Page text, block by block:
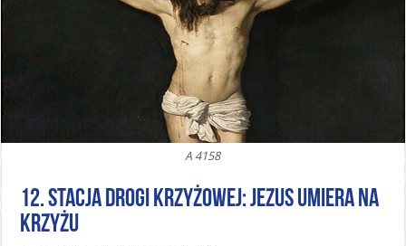
A 4158
12. Stacja Drogi Krzyżowej: Jezus umiera na
Krzyżu